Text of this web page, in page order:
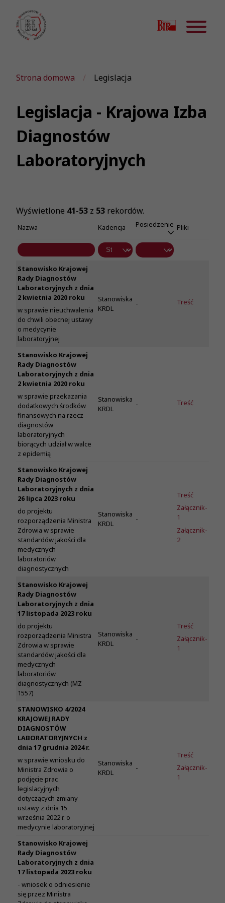
Strona domowa Legislacja
Legislacja - Krajowa Izba
Diagnostów
Laboratoryjnych
Wyświetlone 41-53 z 53 rekordów.
Nazwa Kadencja Posiedzenie Pliki
Stanowisko Krajowej
Rady Diagnostów
Laboratoryjnych z dnia
2 kwietnia 2020 roku
w sprawie nieuchwalenia
do chwili obecnej ustawy
o medycynie
laboratoryjnej
Stanowiska
KRDL
- Treść
Stanowisko Krajowej
Rady Diagnostów
Laboratoryjnych z dnia
2 kwietnia 2020 roku
w sprawie przekazania
dodatkowych środków
finansowych na rzecz
diagnostów
laboratoryjnych
biorących udział w walce
z epidemią
Stanowiska
KRDL
- Treść
Stanowisko Krajowej
Rady Diagnostów
Laboratoryjnych z dnia
26 lipca 2023 roku
do projektu
rozporządzenia Ministra
Zdrowia w sprawie
standardów jakości dla
medycznych
laboratoriów
diagnostycznych
Stanowiska
KRDL
-
Treść
Załącznik-
1
Załącznik-
2
Stanowisko Krajowej
Rady Diagnostów
Laboratoryjnych z dnia
17 listopada 2023 roku
do projektu
rozporządzenia Ministra
Zdrowia w sprawie
standardów jakości dla
medycznych
laboratoriów
diagnostycznych (MZ
1557)
Stanowiska
KRDL
-
Treść
Załącznik-
1
STANOWISKO 4/2024
KRAJOWEJ RADY
DIAGNOSTÓW
LABORATORYJNYCH z
dnia 17 grudnia 2024 r.
w sprawie wniosku do
Ministra Zdrowia o
podjęcie prac
legislacyjnych
dotyczących zmiany
ustawy z dnia 15
września 2022 r. o
medycynie laboratoryjnej
Stanowiska
KRDL
-
Treść
Załącznik-
1
Stanowisko Krajowej
Rady Diagnostów
Laboratoryjnych z dnia
17 listopada 2023 roku
- wniosek o odniesienie
się przez Ministra